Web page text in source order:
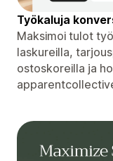
Työkaluja
Maksimoi tulot
laskureilla,
ostoskoreilla ja